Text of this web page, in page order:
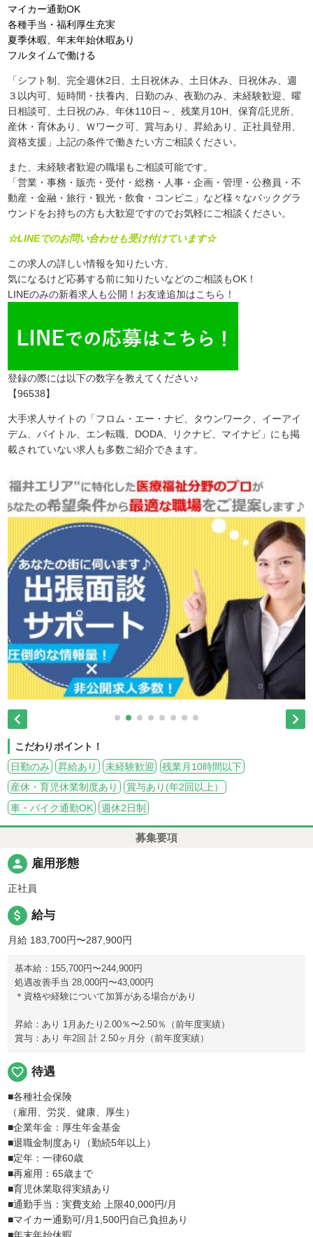
マイカー通勤OK
各種手当・福利厚生充実
夏季休暇、年末年始休暇あり
フルタイムで働ける
「シフト制、完全週休2日、土日祝休み、土日休み、日祝休み、週
３以内可、短時間・扶養内、日勤のみ、夜勤のみ、未経験歓迎、曜
日相談可、土日祝のみ、年休110日～、残業月10H、保育/託児所、
産休・育休あり、Ｗワーク可、賞与あり、昇給あり、正社員登用、
資格支援」上記の条件で働きたい方ご相談ください。
また、未経験者歓迎の職場もご相談可能です。
「営業・事務・販売・受付・総務・人事・企画・管理・公務員・不
動産・金融・旅行・観光・飲食・コンビニ」など様々なバックグラ
ウンドをお持ちの方も大歓迎ですのでお気軽にご相談ください。
☆LINEでのお問い合わせも受け付けています☆
この求人の詳しい情報を知りたい方、
気になるけど応募する前に知りたいなどのご相談もOK！
LINEのみの新着求人も公開！お友達追加はこちら！
登録の際には以下の数字を教えてください♪
【96538】
大手求人サイトの「フロム・エー・ナビ、タウンワーク、イーアイ
デム、バイトル、エン転職、DODA、リクナビ、マイナビ」にも掲
載されていない求人も多数ご紹介できます。
 
こだわりポイント！
日勤のみ
昇給あり 未経験歓迎
残業月10時間以下
産休・育児休業制度あり
賞与あり(年2回以上）
車・バイク通勤OK
週休2日制
募集要項
person 雇用形態
正社員
attach_money 給与
月給 183,700円〜287,900円
基本給：155,700円〜244,900円
処遇改善手当 28,000円〜43,000円
＊資格や経験について加算がある場合があり
昇給：あり 1月あたり2.00％〜2.50％（前年度実績）
賞与：あり 年2回 計 2.50ヶ月分（前年度実績）
favorite_border 待遇
■各種社会保険
（雇用、労災、健康、厚生）
■企業年金：厚生年金基金
■退職金制度あり（勤続5年以上）
■定年：一律60歳
■再雇用：65歳まで
■育児休業取得実績あり
■通勤手当：実費支給 上限40,000円/月
■マイカー通勤可/月1,500円自己負担あり